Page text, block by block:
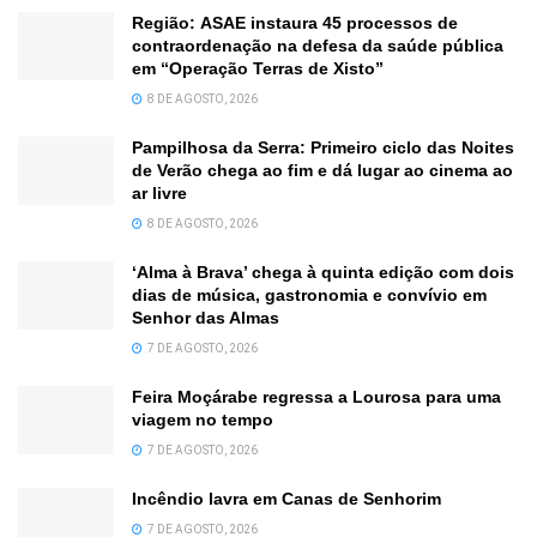
Região: ASAE instaura 45 processos de
contraordenação na defesa da saúde pública
em “Operação Terras de Xisto”
8 DE AGOSTO, 2026
Pampilhosa da Serra: Primeiro ciclo das Noites
de Verão chega ao fim e dá lugar ao cinema ao
ar livre
8 DE AGOSTO, 2026
‘Alma à Brava’ chega à quinta edição com dois
dias de música, gastronomia e convívio em
Senhor das Almas
7 DE AGOSTO, 2026
Feira Moçárabe regressa a Lourosa para uma
viagem no tempo
7 DE AGOSTO, 2026
Incêndio lavra em Canas de Senhorim
7 DE AGOSTO, 2026